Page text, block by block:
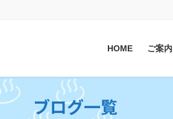
HOME ご案内
ブログ一覧